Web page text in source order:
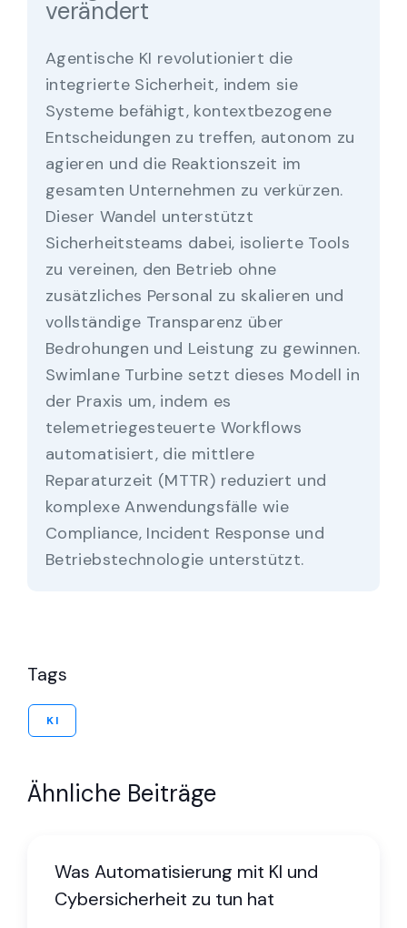
verändert
Agentische KI revolutioniert die
integrierte Sicherheit, indem sie
Systeme befähigt, kontextbezogene
Entscheidungen zu treffen, autonom zu
agieren und die Reaktionszeit im
gesamten Unternehmen zu verkürzen.
Dieser Wandel unterstützt
Sicherheitsteams dabei, isolierte Tools
zu vereinen, den Betrieb ohne
zusätzliches Personal zu skalieren und
vollständige Transparenz über
Bedrohungen und Leistung zu gewinnen.
Swimlane Turbine setzt dieses Modell in
der Praxis um, indem es
telemetriegesteuerte Workflows
automatisiert, die mittlere
Reparaturzeit (MTTR) reduziert und
komplexe Anwendungsfälle wie
Compliance, Incident Response und
Betriebstechnologie unterstützt.
Tags
KI
Ähnliche Beiträge
Was Automatisierung mit KI und
Cybersicherheit zu tun hat